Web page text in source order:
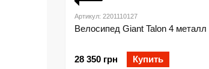
Артикул: 2201110127
Велосипед Giant Talon 4
28 350 грн Купить